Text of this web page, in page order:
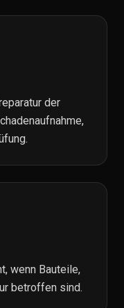
der
wenn Bauteile,
betroffen sind.